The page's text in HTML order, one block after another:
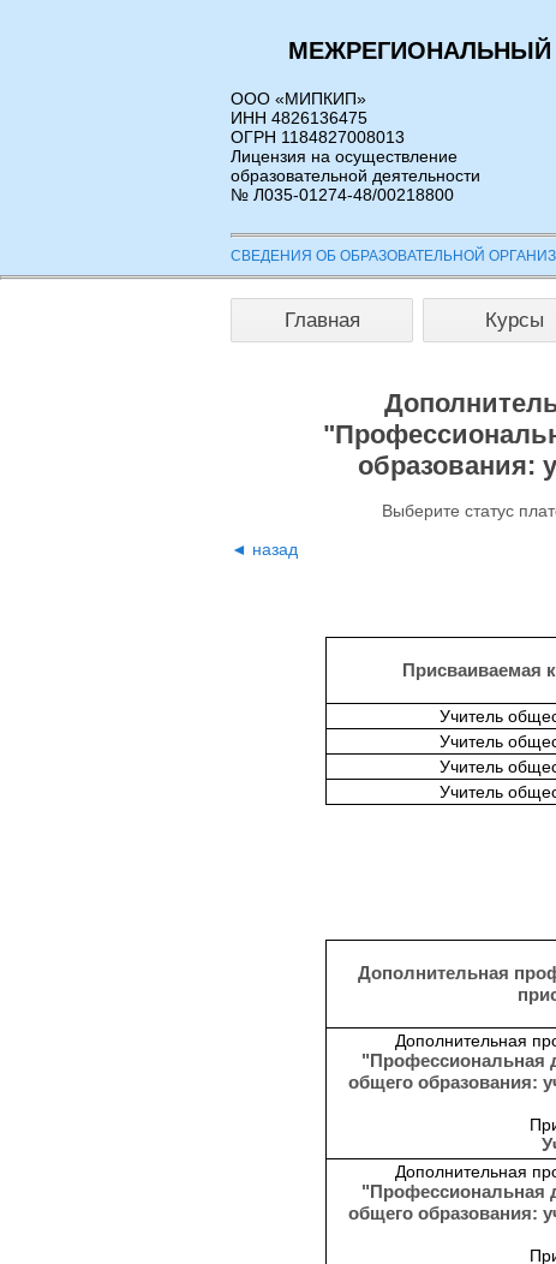
МЕЖРЕГИОНАЛЬНЫЙ
ООО «МИПКИП»
ИНН 4826136475
ОГРН 1184827008013
Лицензия на осуществление
образовательной деятельности
№ Л035-01274-48/00218800
СВЕДЕНИЯ ОБ ОБРАЗОВАТЕЛЬНОЙ
Главная Курсы
Выберите статус
◄ назад
Присваиваемая
Учитель
Учитель
Учитель
Учитель
Дополнительная
Дополнительная
"Профессиональная
общего образования:
Дополнительная
"Профессиональная
общего образования: